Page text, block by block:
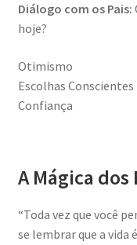
Diálogo com os Pais:
hoje?
Otimismo
Escolhas Conscientes
Confiança
A Mágica
“Toda vez que você
se lembrar que a vida